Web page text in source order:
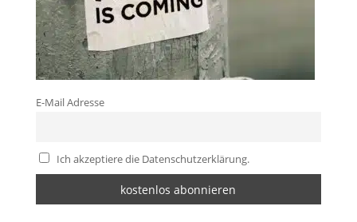
E-Mail Adresse
Ich akzeptiere die Datenschutzerklärung.